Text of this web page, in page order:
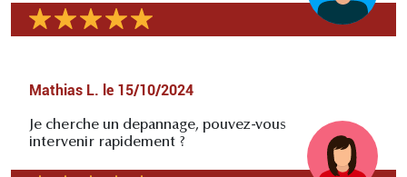
Mathias L. le 15/10/2024
Je cherche un depannage, pouvez-vous
intervenir rapidement ?